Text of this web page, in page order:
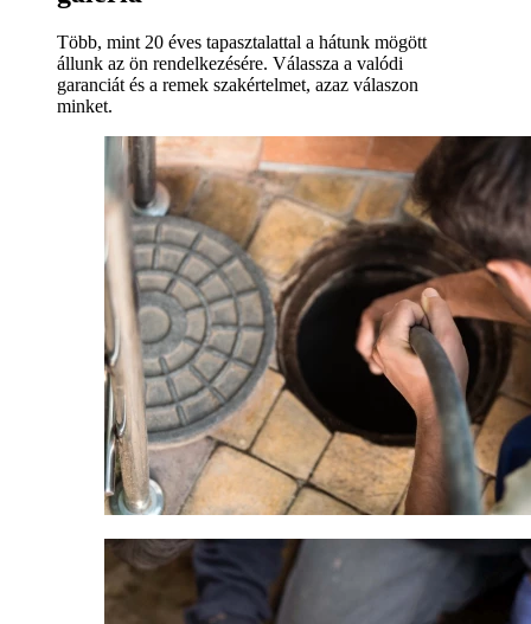
Több, mint 20 éves tapasztalattal a hátunk mögött
állunk az ön rendelkezésére. Válassza a valódi
garanciát és a remek szakértelmet, azaz válaszon
minket.